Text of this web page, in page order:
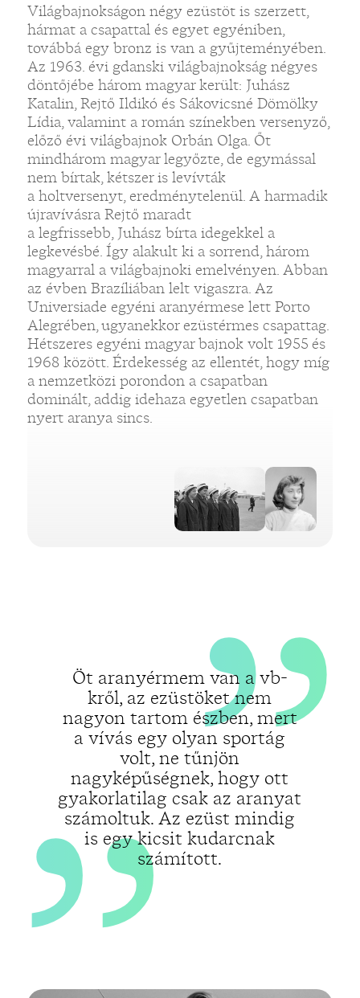
Világbajnokságon négy ezüstöt is szerzett,
hármat a csapattal és egyet egyéniben,
továbbá egy bronz is van a gyűjteményében.
Az 1963. évi gdanski világbajnokság négyes
döntőjébe három magyar került: Juhász
Katalin, Rejtő Ildikó és Sákovicsné Dömölky
Lídia, valamint a román színekben versenyző,
előző évi világbajnok Orbán Olga. Őt
mindhárom magyar legyőzte, de egymással
nem bírtak, kétszer is levívták
a holtversenyt, eredménytelenül. A harmadik
újravívásra Rejtő maradt
a legfrissebb, Juhász bírta idegekkel a
legkevésbé. Így alakult ki a sorrend, három
magyarral a világbajnoki emelvényen. Abban
az évben Brazíliában lelt vigaszra. Az
Universiade egyéni aranyérmese lett Porto
Alegrében, ugyanekkor ezüstérmes csapattag.
Hétszeres egyéni magyar bajnok volt 1955 és
1968 között. Érdekesség az ellentét, hogy míg
a nemzetközi porondon a csapatban
dominált, addig idehaza egyetlen csapatban
nyert aranya sincs.
Öt aranyérmem van a vb-
kről, az ezüstöket nem
nagyon tartom észben, mert
a vívás egy olyan sportág
volt, ne tűnjön
nagyképűségnek, hogy ott
gyakorlatilag csak az aranyat
számoltuk. Az ezüst mindig
is egy kicsit kudarcnak
számított.
„„